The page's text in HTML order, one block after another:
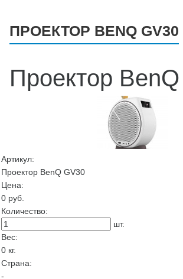
ПРОЕКТОР BENQ GV30
Проектор
Артикул:
Проектор BenQ GV30
Цена:
0 руб.
Количество:
шт.
Вес:
0 кг.
Страна:
-